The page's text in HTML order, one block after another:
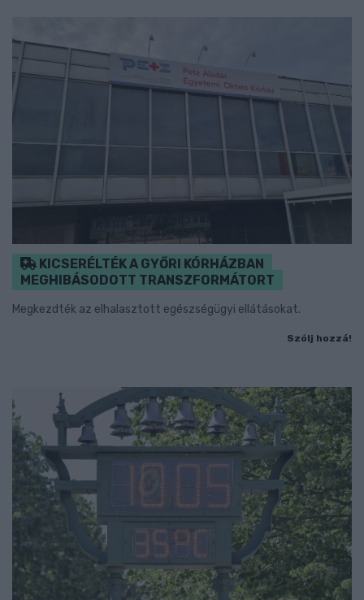
KICSERÉLTÉK A GYŐRI KÓRHÁZBAN
MEGHIBÁSODOTT TRANSZFORMÁTORT
Megkezdték az elhalasztott egészségügyi ellátásokat.
Szólj hozzá!